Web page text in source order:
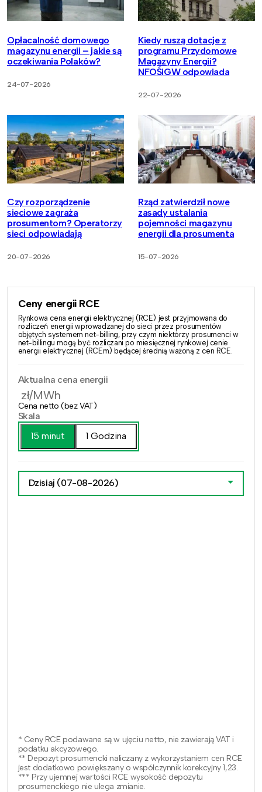
Opłacalność domowego
magazynu energii – jakie są
oczekiwania Polaków?
24-07-2026
Kiedy ruszą dotacje z
programu Przydomowe
Magazyny Energii?
NFOŚiGW odpowiada
22-07-2026
Czy rozporządzenie
sieciowe zagraża
prosumentom? Operatorzy
sieci odpowiadają
20-07-2026
Rząd zatwierdził nowe
zasady ustalania
pojemności magazynu
energii dla prosumenta
15-07-2026
Ceny energii RCE
Rynkowa cena energii elektrycznej (RCE) jest przyjmowana do
rozliczeń energii wprowadzanej do sieci przez prosumentów
objętych systemem net-billing, przy czym niektórzy prosumenci w
net-billingu mogą być rozliczani po miesięcznej rynkowej cenie
energii elektrycznej (RCEm) będącej średnią ważoną z cen RCE.
Aktualna cena energii
zł/MWh
Cena netto (bez VAT)
Skala
15 minut
1 Godzina
Dzisiaj (07-08-2026)
* Ceny RCE podawane są w ujęciu netto, nie zawierają VAT i
podatku akcyzowego.
** Depozyt prosumencki naliczany z wykorzystaniem cen RCE
jest dodatkowo powiększany o współczynnik korekcyjny 1,23.
*** Przy ujemnej wartości RCE wysokość depozytu
prosumenckiego nie ulega zmianie.